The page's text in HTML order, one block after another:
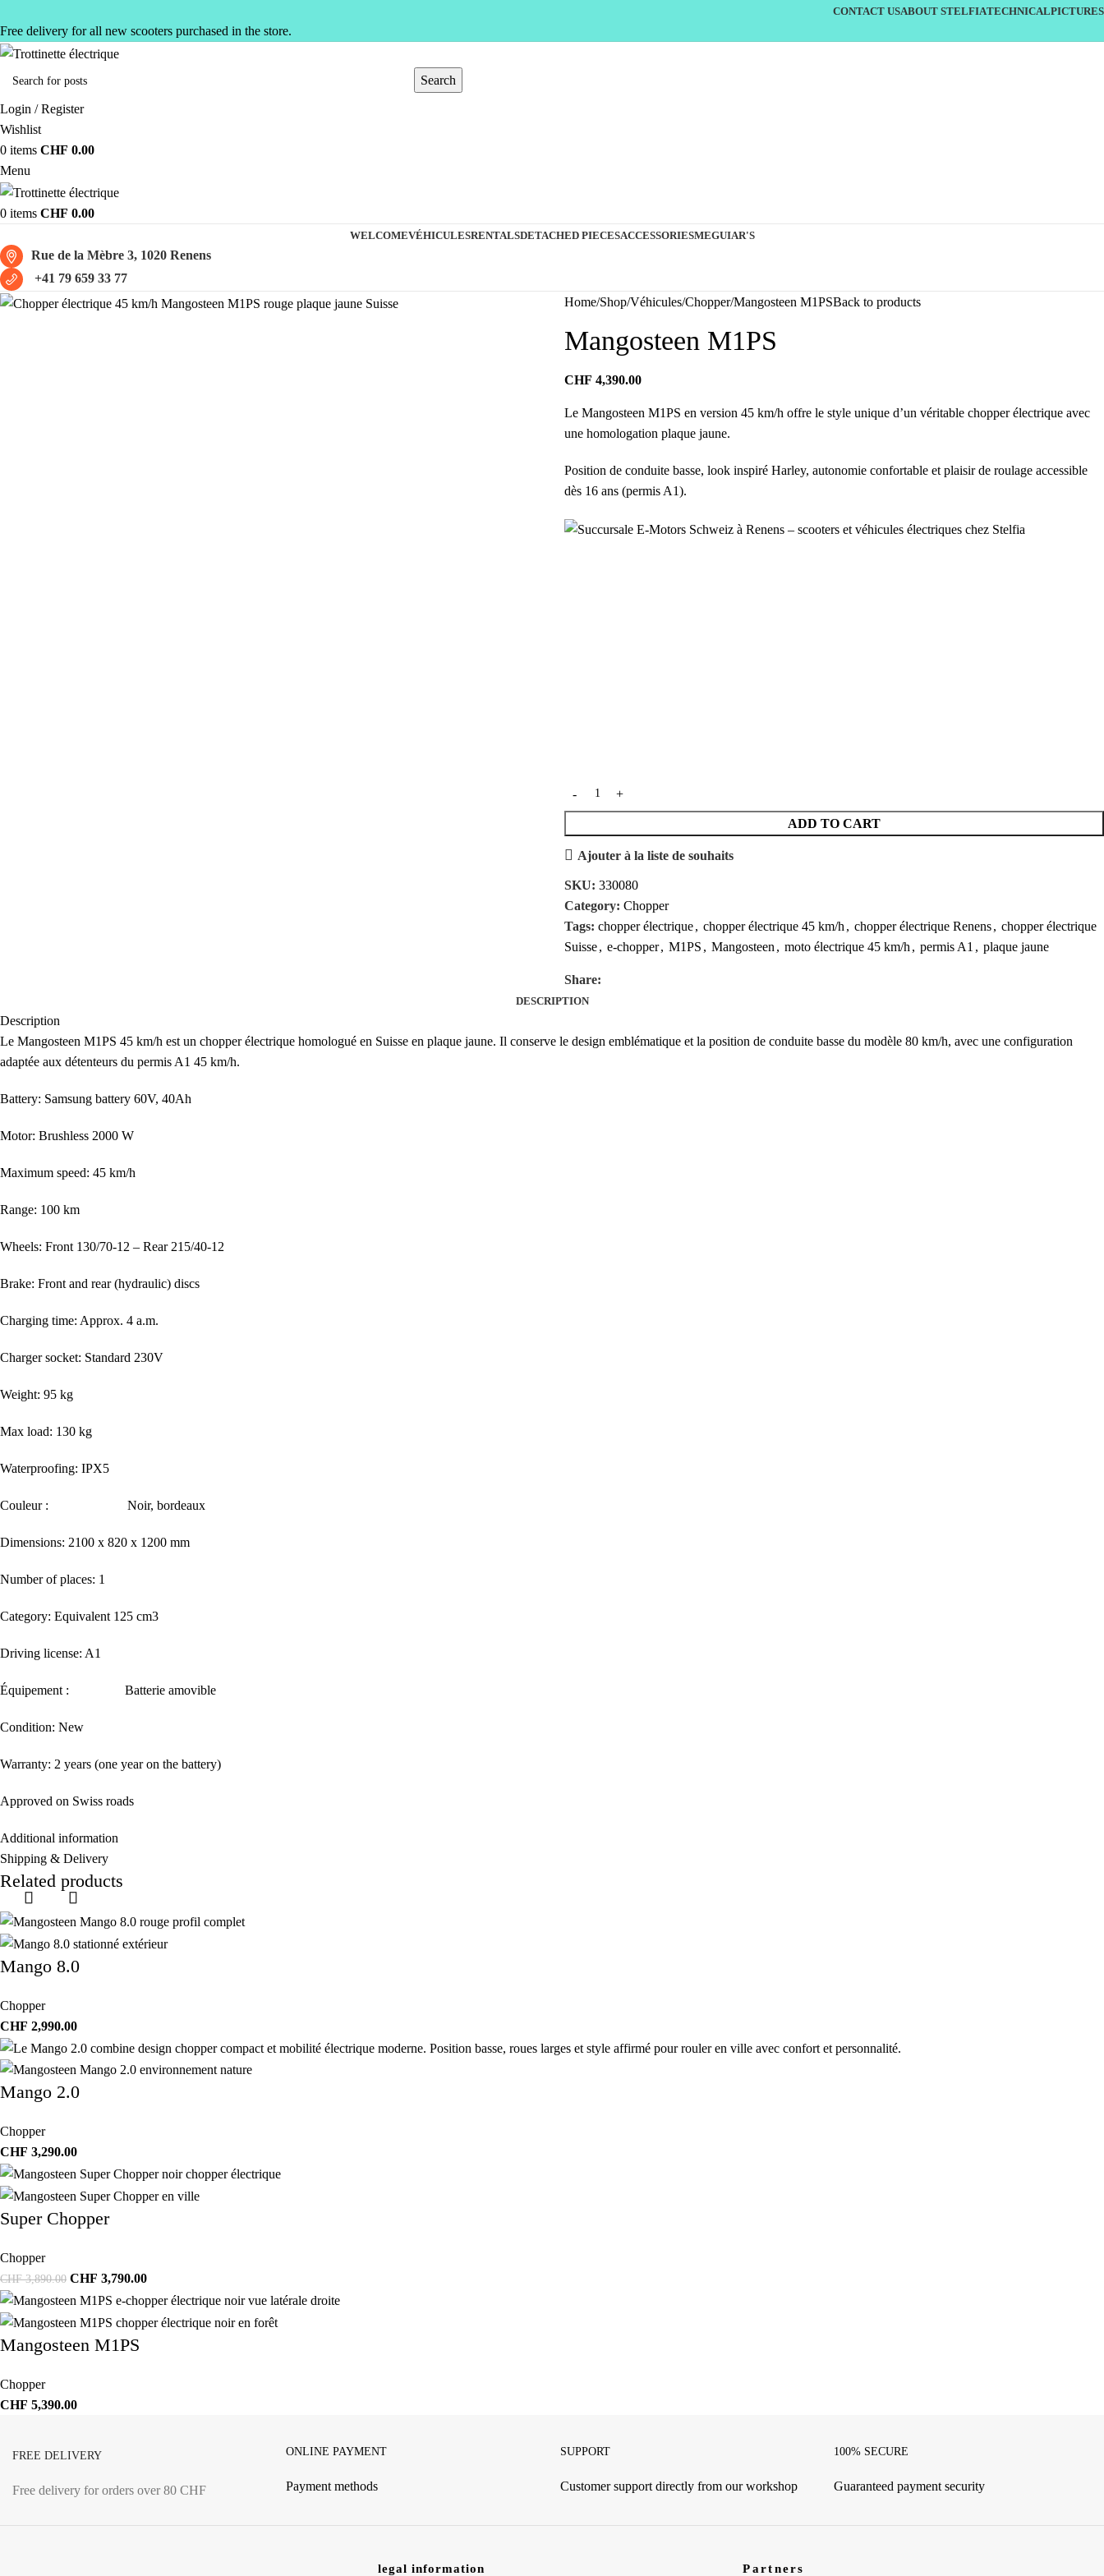
CONTACT USABOUT STELFIATECHNICALPICTURES
Free delivery for all new scooters purchased in the store.
Search
Login / Register
Wishlist
0 items CHF 0.00
Menu
0 items CHF 0.00
WELCOMEVÉHICULESRENTALSDETACHED PIECESACCESSORIESMEGUIAR'S
Rue de la Mèbre 3, 1020 Renens
+41 79 659 33 77
Home Shop Véhicules Chopper Mangosteen M1PSBack to products
Mangosteen M1PS
CHF 4,390.00
Le Mangosteen M1PS en version 45 km/h offre le style unique d’un véritable chopper électrique avec
une homologation plaque jaune.
Position de conduite basse, look inspiré Harley, autonomie confortable et plaisir de roulage accessible
dès 16 ans (permis A1).
ADD TO CART
Ajouter à la liste de souhaits
SKU: 330080
Category: Chopper
Tags: chopper électrique, chopper électrique 45 km/h , chopper électrique Renens, chopper électrique
Suisse, e-chopper, M1PS , Mangosteen , moto électrique 45 km/h , permis A1 , plaque jaune
Share:
DESCRIPTION
Description
Le Mangosteen M1PS 45 km/h est un chopper électrique homologué en Suisse en plaque jaune. Il conserve le design emblématique et la position de conduite basse du modèle 80 km/h, avec une configuration
adaptée aux détenteurs du permis A1 45 km/h.
Battery: Samsung battery 60V, 40Ah
Motor: Brushless 2000 W
Maximum speed: 45 km/h
Range: 100 km
Wheels: Front 130/70-12 – Rear 215/40-12
Brake: Front and rear (hydraulic) discs
Charging time: Approx. 4 a.m.
Charger socket: Standard 230V
Weight: 95 kg
Max load: 130 kg
Waterproofing: IPX5
Couleur : Noir, bordeaux
Dimensions: 2100 x 820 x 1200 mm
Number of places: 1
Category: Equivalent 125 cm3
Driving license: A1
Équipement : Batterie amovible
Condition: New
Warranty: 2 years (one year on the battery)
Approved on Swiss roads
Additional information
Shipping & Delivery
Related products
Mango 8.0
Chopper
CHF 2,990.00
Mango 2.0
Chopper
CHF 3,290.00
Super Chopper
Chopper
CHF3,890.00 CHF 3,790.00
Mangosteen M1PS
Chopper
CHF 5,390.00
FREE DELIVERY
Free delivery for orders over 80 CHF
ONLINE PAYMENT
Payment methods
SUPPORT
Customer support directly from our workshop
100% SECURE
Guaranteed payment security
legal information Partners